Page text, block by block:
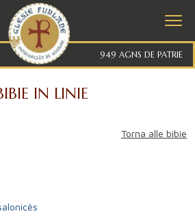
949 AGNS DE PATRIE
IN LINIE
Torna alle bibie